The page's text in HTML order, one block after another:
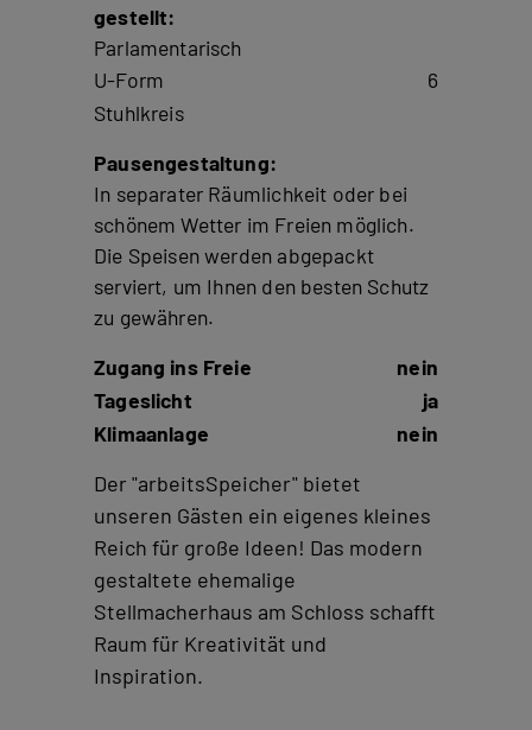
gestellt:
Parlamentarisch
U-Form
6
Stuhlkreis
Pausengestaltung:
In separater Räumlichkeit oder bei
schönem Wetter im Freien möglich.
Die Speisen werden abgepackt
serviert, um Ihnen den besten Schutz
zu gewähren.
Zugang ins Freie
nein
Tageslicht
ja
Klimaanlage
nein
Der "arbeitsSpeicher" bietet
unseren Gästen ein eigenes kleines
Reich für große Ideen! Das modern
gestaltete ehemalige
Stellmacherhaus am Schloss schafft
Raum für Kreativität und
Inspiration.